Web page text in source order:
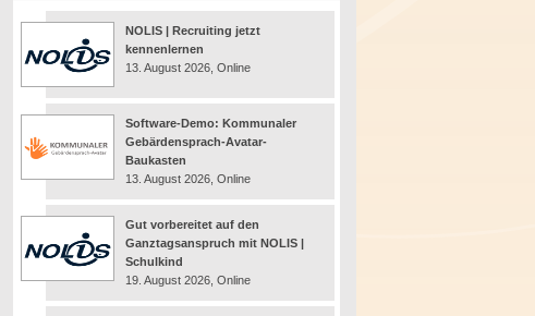
NOLIS | Recruiting jetzt
kennenlernen
13. August 2026, Online
Software-Demo: Kommunaler
Gebärdensprach-Avatar-
Baukasten
13. August 2026, Online
Gut vorbereitet auf den
Ganztagsanspruch mit NOLIS |
Schulkind
19. August 2026, Online